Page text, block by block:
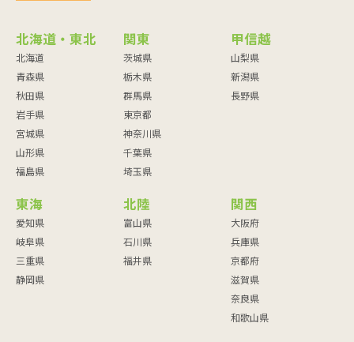
北海道・東北
北海道
青森県
秋田県
岩手県
宮城県
山形県
福島県
関東
茨城県
栃木県
群馬県
東京都
神奈川県
千葉県
埼玉県
甲信越
山梨県
新潟県
長野県
東海
愛知県
岐阜県
三重県
静岡県
北陸
富山県
石川県
福井県
関西
大阪府
兵庫県
京都府
滋賀県
奈良県
和歌山県